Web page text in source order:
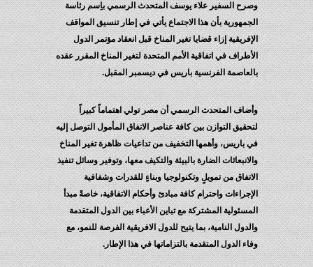
وصرح السفير علاء يوسف المتحدث الرسمي باِسم رئاسة
الجمهورية بأن هذا الاجتماع يأتي في إطار تنسيق المواقف
الإفريقية إزاء قضايا تغير المناخ قبل انعقاد مؤتمر الدول
الأطراف في اتفاقية الأمم المتحدة لتغير المناخ المقرر عقده
بالعاصمة الفرنسية باريس في ديسمبر المقبل.
وأضاف المتحدث الرسمي أن مصر تولي اهتماماً كبيراً
لتحقيق التوازن بين كافة عناصر الاتفاق المأمول التوصل إليه
في باريس، وأهمها التخفيف من تداعيات ظاهرة تغير المناخ
والانبعاثات الضارة بالبيئة والتكيف معها، وتوفير وسائل تنفيذ
الاتفاق من تمويلٍ وتكنولوجيا وبناءٍ للقدرات وشفافية
الإجراءات واحترام كافة مبادئ وأحكام الاتفاقية، خاصةً مبدأ
المسئولية المشتركة مع تباين الأعباء بين الدول المتقدمة
والدول النامية، بما يتيح للدول الافريقية الفرصة للنمو، مع
وفاء الدول المتقدمة بالتزاماتها في هذا الإطار.